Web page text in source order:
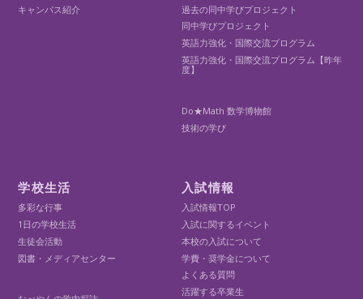
キャンパス紹介
過去の同中学びプロジェクト
同中学びプロジェクト
英語力強化・国際交流プログラム
英語力強化・国際交流プログラム【昨年
度】
Do★Math 数学博物館
技術の学び
学校生活
多彩な行事
1日の学校生活
生徒会活動
図書・メディアセンター
入試情報
入試情報TOP
入試に関するイベント
本校の入試について
学費・奨学金について
よくある質問
活躍する卒業生